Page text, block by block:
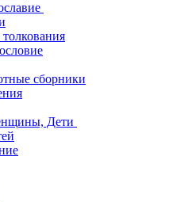
сборники
Дети